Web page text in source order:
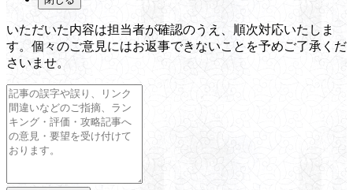
いただいた内容は担当者が確認のうえ、順次対応いたしま
す。個々のご意見にはお返事できないことを予めご了承くだ
さいませ。